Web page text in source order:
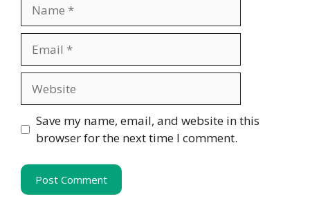
Save my name, email, and website in this
browser for the next time I comment.